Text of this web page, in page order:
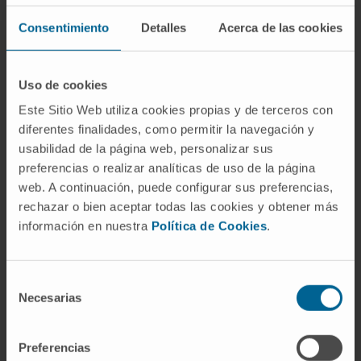
Consentimiento Detalles Acerca de las cookies
Uso de cookies
Este Sitio Web utiliza cookies propias y de terceros con
diferentes finalidades, como permitir la navegación y
usabilidad de la página web, personalizar sus
preferencias o realizar analíticas de uso de la página
web. A continuación, puede configurar sus preferencias,
rechazar o bien aceptar todas las cookies y obtener más
información en nuestra Política de Cookies.
Necesarias
Preferencias
restore erythropoiesis. These results identify
potential therapeutic target to restore the
inefficient erythroid differentiation
characterizing MDS patients.
CITA DEL ARTÍCULONat Commun. 2022 Dec
9;13(1):7619. doi: 10.1038/s41467-022-
35192-7